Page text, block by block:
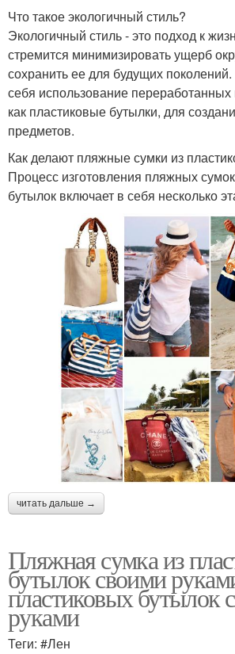
Что такое экологичный стиль?
Экологичный стиль - это подход к
стремится минимизировать ущерб
сохранить ее для будущих
себя использование переработанных
как пластиковые бутылки, для
предметов.
Как делают пляжные сумки из
Процесс изготовления пляжных
бутылок включает в себя несколько
читать дальше →
Пляжная сумка из
бутылок своими
пластиковых бутылок
руками
Теги: #Лен